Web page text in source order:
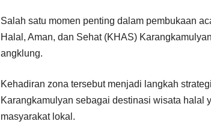
Salah satu momen penting dalam pembukaan
Halal, Aman, dan Sehat (KHAS)
angklung.
Kehadiran zona tersebut menjadi langkah
Karangkamulyan sebagai destinasi wisata halal
masyarakat lokal.